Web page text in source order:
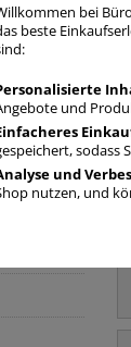
/
bei
beste
und
sodass
und
nutzen, und